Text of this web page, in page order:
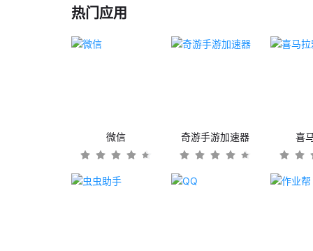
热门应用
微信 奇游手游加速器 喜